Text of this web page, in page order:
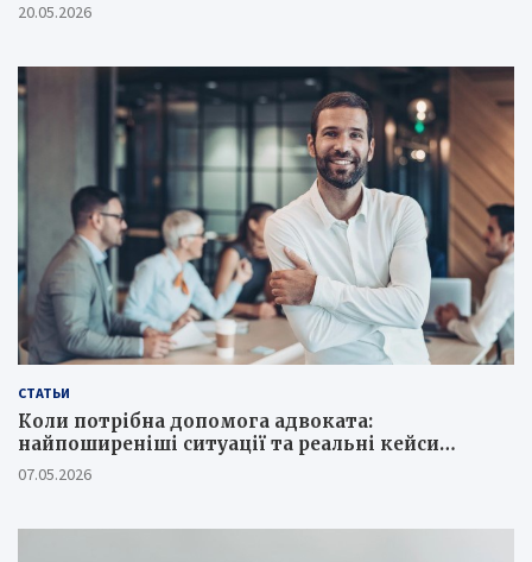
20.05.2026
СТАТЬИ
Коли потрібна допомога адвоката:
найпоширеніші ситуації та реальні кейси
юристів
07.05.2026